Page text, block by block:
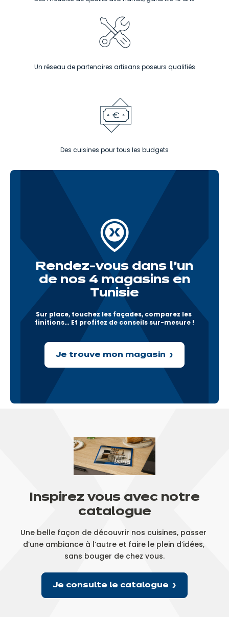
Un réseau de partenaires artisans poseurs qualifiés
Des cuisines pour tous les budgets
Rendez-vous dans l'un
de nos 4 magasins en
Tunisie
Sur place, touchez les façades, comparez les
finitions… Et profitez de conseils sur-mesure !
Je trouve mon magasin
Inspirez vous avec notre
catalogue
Une belle façon de découvrir nos cuisines, passer
d’une ambiance à l’autre et faire le plein d’idées,
sans bouger de chez vous.
Je consulte le catalogue